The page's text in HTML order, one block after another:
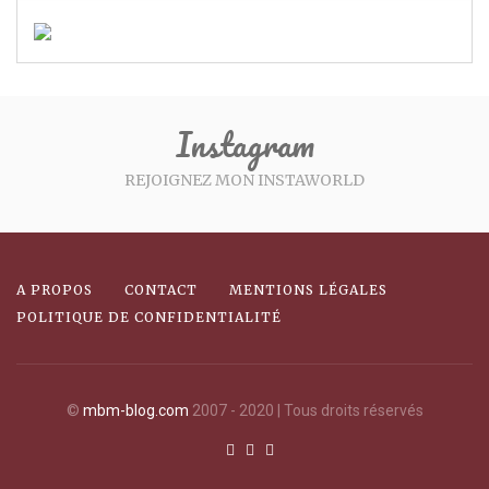
Instagram
REJOIGNEZ MON INSTAWORLD
A PROPOS CONTACT
MENTIONS LÉGALES
POLITIQUE DE CONFIDENTIALITÉ
© mbm-blog.com 2007 - 2020 | Tous droits réservés